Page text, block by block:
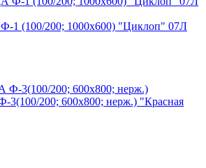
(100/200; 1000х600) "Циклоп" 07Л
200; 600х800; нерж.) "Красная